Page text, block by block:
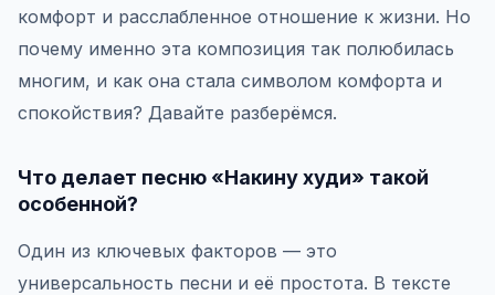
комфорт и расслабленное отношение к жизни. Но
почему именно эта композиция так полюбилась
многим, и как она стала символом комфорта и
спокойствия? Давайте разберёмся.
Что делает песню «Накину худи» такой
особенной?
Один из ключевых факторов — это
универсальность песни и её простота. В тексте